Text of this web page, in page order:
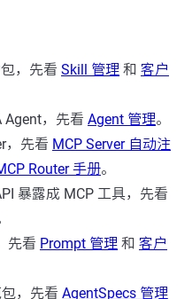
，先看 Skill 管理 和 客户
Agent，先看 Agent 管理。
，先看 MCP Server 自动注
Router 手册。
暴露成 MCP 工具，先看
先看 Prompt 管理 和 客户
，先看 AgentSpecs 管理